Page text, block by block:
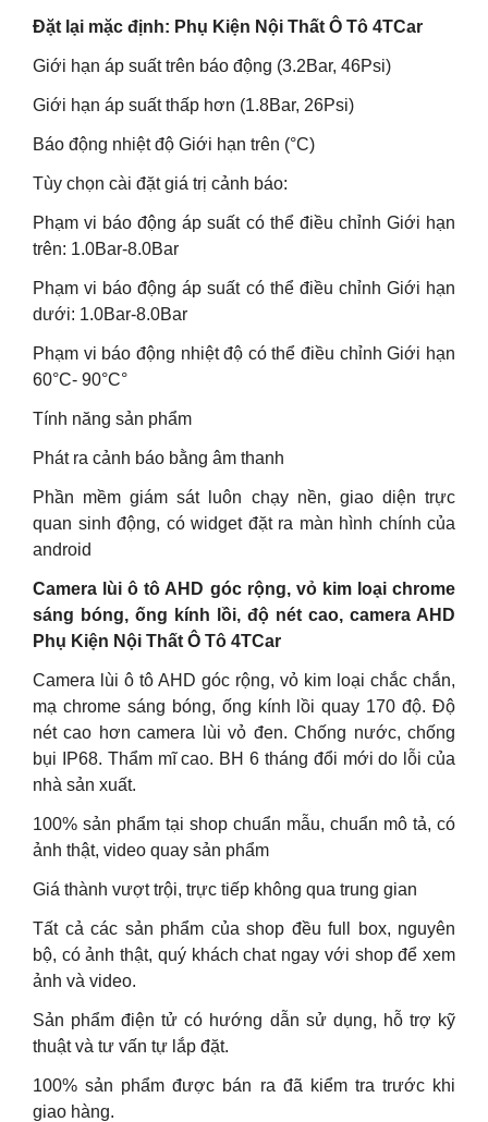
Đặt lại mặc định: Phụ Kiện Nội Thất Ô Tô 4TCar
Giới hạn áp suất trên báo động (3.2Bar, 46Psi)
Giới hạn áp suất thấp hơn (1.8Bar, 26Psi)
Báo động nhiệt độ Giới hạn trên (°C)
Tùy chọn cài đặt giá trị cảnh báo:
Phạm vi báo động áp suất có thể điều chỉnh Giới hạn
trên: 1.0Bar-8.0Bar
Phạm vi báo động áp suất có thể điều chỉnh Giới hạn
dưới: 1.0Bar-8.0Bar
Phạm vi báo động nhiệt độ có thể điều chỉnh Giới hạn
60°C- 90°C°
Tính năng sản phẩm
Phát ra cảnh báo bằng âm thanh
Phần mềm giám sát luôn chạy nền, giao diện trực
quan sinh động, có widget đặt ra màn hình chính của
android
Camera lùi ô tô AHD góc rộng, vỏ kim loại chrome
sáng bóng, ống kính lồi, độ nét cao, camera AHD
Phụ Kiện Nội Thất Ô Tô 4TCar
Camera lùi ô tô AHD góc rộng, vỏ kim loại chắc chắn,
mạ chrome sáng bóng, ống kính lồi quay 170 độ. Độ
nét cao hơn camera lùi vỏ đen. Chống nước, chống
bụi IP68. Thẩm mĩ cao. BH 6 tháng đổi mới do lỗi của
nhà sản xuất.
100% sản phẩm tại shop chuẩn mẫu, chuẩn mô tả, có
ảnh thật, video quay sản phẩm
Giá thành vượt trội, trực tiếp không qua trung gian
Tất cả các sản phẩm của shop đều full box, nguyên
bộ, có ảnh thật, quý khách chat ngay với shop để xem
ảnh và video.
Sản phẩm điện tử có hướng dẫn sử dụng, hỗ trợ kỹ
thuật và tư vấn tự lắp đặt.
100% sản phẩm được bán ra đã kiểm tra trước khi
giao hàng.